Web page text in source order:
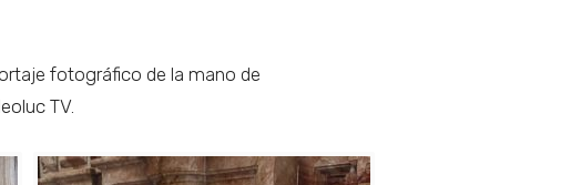
fotográfico de la mano de
TV.